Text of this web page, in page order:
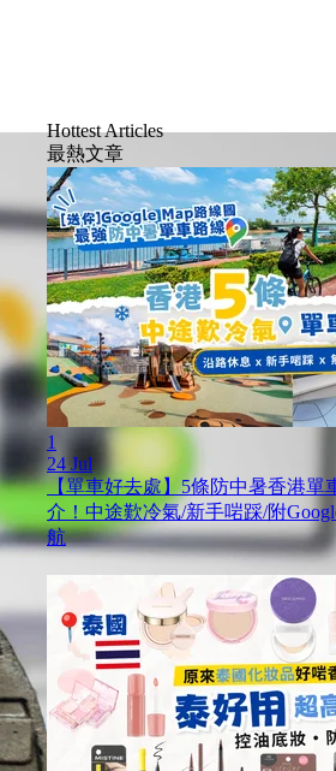
Hottest Articles
最熱文章
1
24 Jul
【單車好去處】5條防中暑香港單
介！中途歎冷氣/新手啱踩/附
航